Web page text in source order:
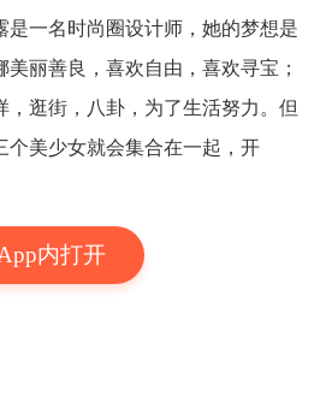
内打开
是一名时尚圈设计师，她的梦想是
丽善良，喜欢自由，喜欢寻宝；
，逛街，八卦，为了生活努力。但
个美少女就会集合在一起，开